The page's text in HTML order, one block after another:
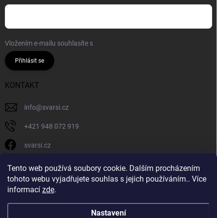
Tento web používá soubory cookie. Dalším procházením
tohoto webu vyjadřujete souhlas s jejich používáním.. Více
informací zde.
Nastavení
Vložením e-mailu souhlasíte s
Přihlásit se
KONTAKT
info@svarsi.cz
+421 948 072 919
svarsi.cz
svarsi.cz